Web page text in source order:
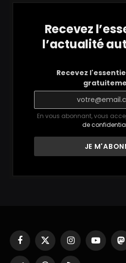
Recevez
l’actualité
Recevez
En vous abonnant, vous
de
Facebook
X
(Twitter)
InstagramYouTube